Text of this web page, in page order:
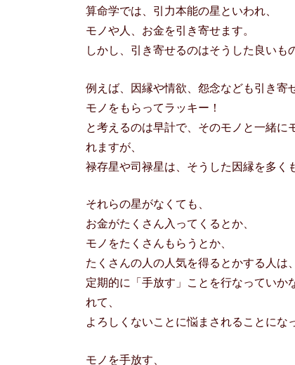
算命学では、引力本能の星といわれ、
モノや人、お金を引き寄せます。
しかし、引き寄せるのはそうした良いも
例えば、因縁や情欲、怨念なども引き寄
モノをもらってラッキー！
と考えるのは早計で、そのモノと一緒
れますが、
禄存星や司禄星は、そうした因縁を多く
それらの星がなくても、
お金がたくさん入ってくるとか、
モノをたくさんもらうとか、
たくさんの人の人気を得るとかする人は、
定期的に「手放す」ことを行なっていか
れて、
よろしくないことに悩まされることにな
モノを手放す、